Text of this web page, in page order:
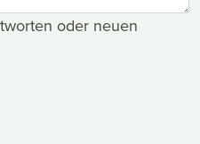
oder neuen